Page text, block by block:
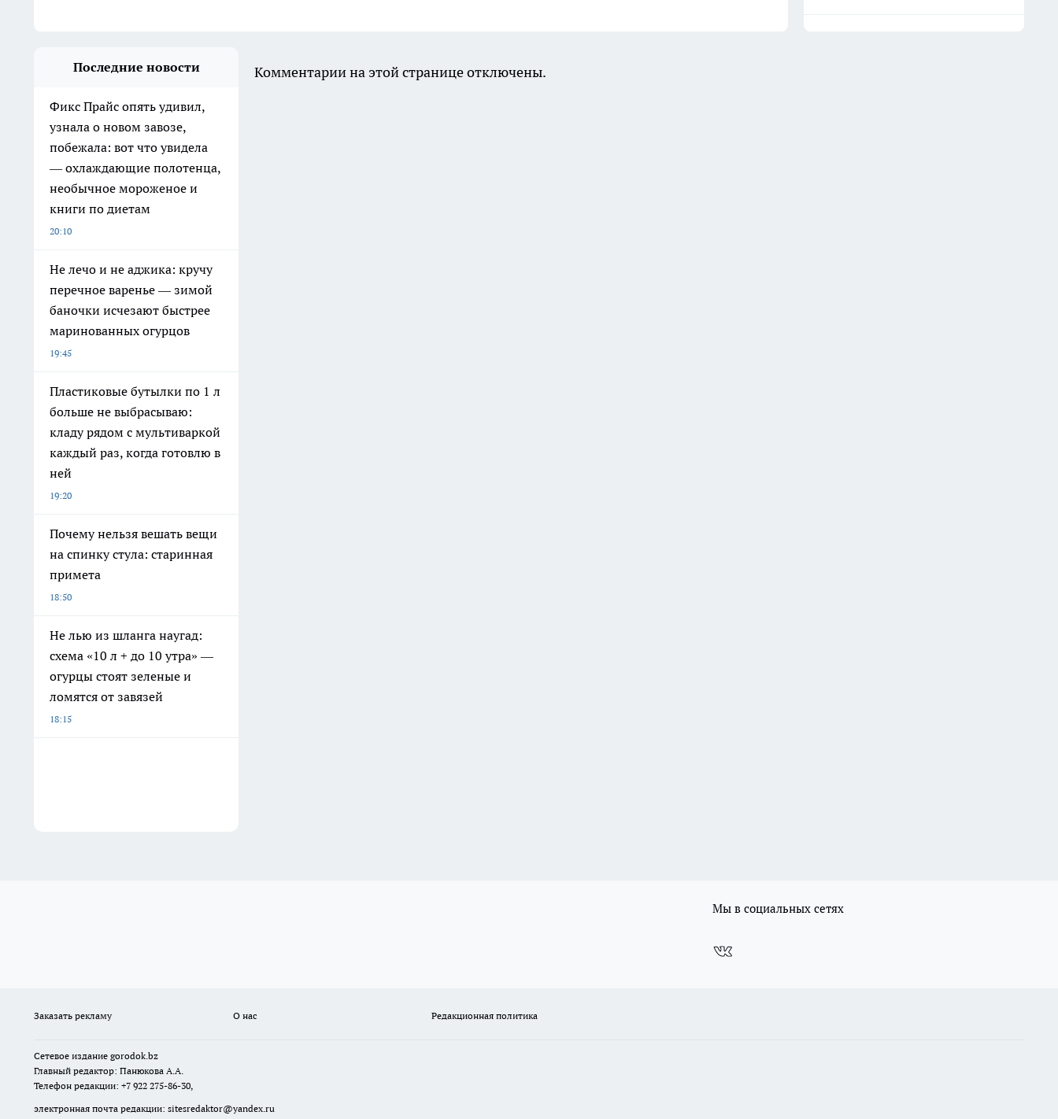
Последние новости
Фикс Прайс опять удивил,
узнала о новом завозе,
побежала: вот что увидела
— охлаждающие полотенца,
необычное мороженое и
книги по диетам
20:10
Не лечо и не аджика: кручу
перечное варенье — зимой
баночки исчезают быстрее
маринованных огурцов
19:45
Пластиковые бутылки по 1 л
больше не выбрасываю:
кладу рядом с мультиваркой
каждый раз, когда готовлю в
ней
19:20
Почему нельзя вешать вещи
на спинку стула: старинная
примета
18:50
Не лью из шланга наугад:
схема «10 л + до 10 утра» —
огурцы стоят зеленые и
ломятся от завязей
18:15
Комментарии на этой странице отключены.
Мы в социальных сетях
Заказать рекламу О нас Редакционная политика
Сетевое издание gorodok.bz
Главный редактор: Панюкова А.А.
Телефон редакции: +7 922 275-86-30,
электронная почта редакции: sitesredaktor@yandex.ru